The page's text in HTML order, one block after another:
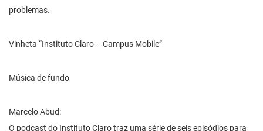
problemas.
Vinheta “Instituto Claro – Campus Mobile”
Música de fundo
Marcelo Abud:
O podcast do Instituto Claro traz uma série de seis episódios para